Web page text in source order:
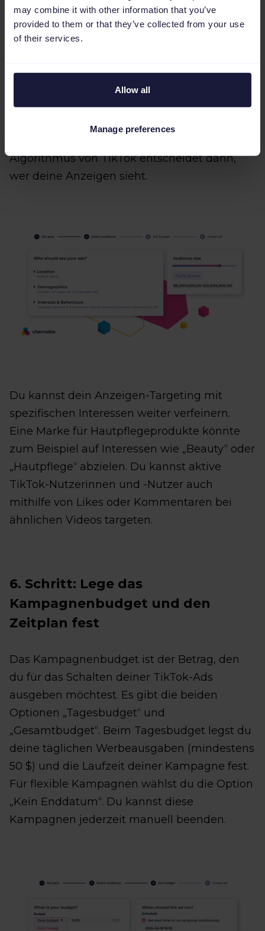
may combine it with other information that you’ve
provided to them or that they’ve collected from your use
of their services.
Allow all
Manage preferences
Nutze Standort, demografische Merkmale,
Interessen, Verhalten und Gerätetyp als
einzugrenzen. TikTok empfiehlt, breit zu
starten und die Reichweite mithilfe von
automatischem Targetinglangsam zu
optimieren. Im vereinfachten Modus kannst
Algorithmus von TikTok entscheidet dann,
wer deine Anzeigen sieht.
Du kannst dein Anzeigen-Targeting mit
spezifischen Interessen weiter verfeinern.
Eine Marke für Hautpflegeprodukte könnte
zum Beispiel auf Interessen wie „Beauty“ oder
„Hautpflege“ abzielen. Du kannst aktive
TikTok-Nutzerinnen und -Nutzer auch
mithilfe von Likes oder Kommentaren bei
ähnlichen Videos targeten.
6. Schritt: Lege das
Kampagnenbudget und den
Zeitplan fest
Das Kampagnenbudget ist der Betrag, den
du für das Schalten deiner TikTok-Ads
ausgeben möchtest. Es gibt die beiden
Optionen „Tagesbudget“ und
„Gesamtbudget“. Beim Tagesbudget legst du
deine täglichen Werbeausgaben (mindestens
50 $) und die Laufzeit deiner Kampagne fest.
Für flexible Kampagnen wählst du die Option
„Kein Enddatum“. Du kannst diese
Kampagnen jederzeit manuell beenden.